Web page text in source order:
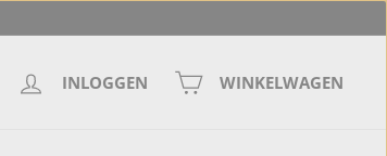
INLOGGEN WINKELWAGEN